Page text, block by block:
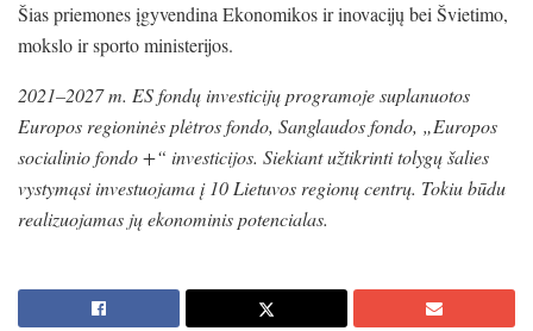
Šias priemones įgyvendina Ekonomikos ir inovacijų bei Švietimo,
mokslo ir sporto ministerijos.
2021–2027 m. ES fondų investicijų programoje suplanuotos
Europos regioninės plėtros fondo, Sanglaudos fondo, „Europos
socialinio fondo +“ investicijos. Siekiant užtikrinti tolygų šalies
vystymąsi investuojama į 10 Lietuvos regionų centrų. Tokiu būdu
realizuojamas jų ekonominis potencialas.